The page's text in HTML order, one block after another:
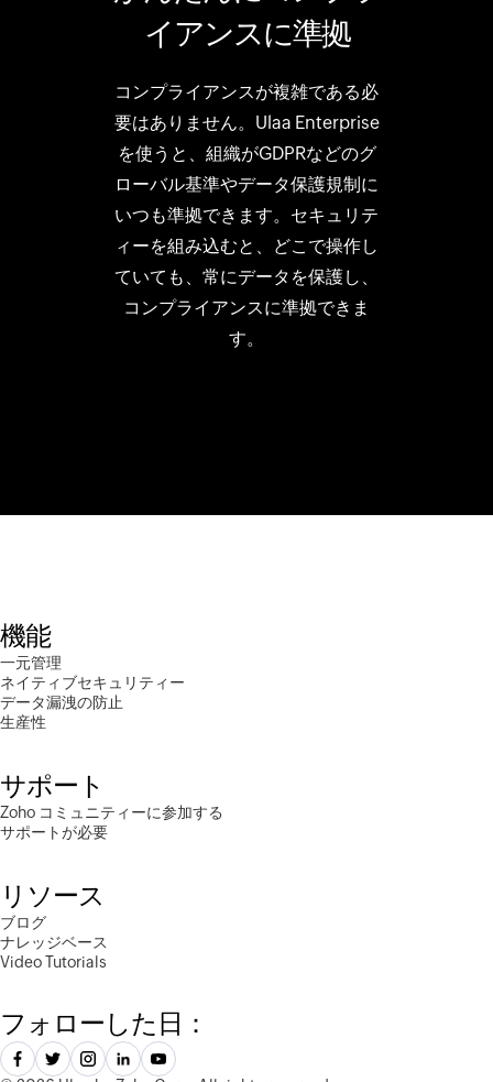
イアンスに準拠
コンプライアンスが複雑である必
要はありません。Ulaa Enterprise
を使うと、組織がGDPRなどのグ
ローバル基準やデータ保護規制に
いつも準拠できます。セキュリテ
ィーを組み込むと、どこで操作し
ていても、常にデータを保護し、
コンプライアンスに準拠できま
す。
機能
一元管理
ネイティブセキュリティー
データ漏洩の防止
生産性
サポート
Zoho コミュニティーに参加する
サポートが必要
リソース
ブログ
ナレッジベース
Video Tutorials
フォローした日：